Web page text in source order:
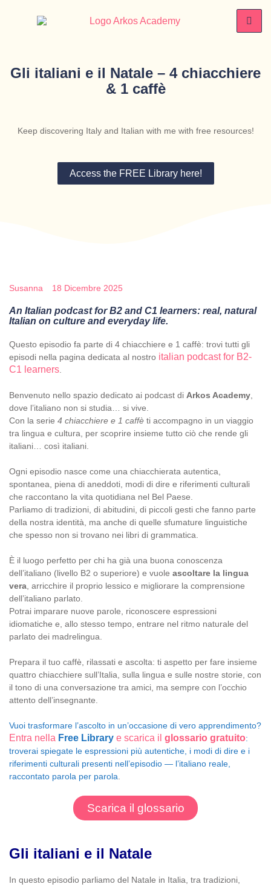
Gli italiani e il Natale – 4 chiacchiere
& 1 caffè
Keep discovering Italy and Italian with me with free resources!
Access the FREE Library here!
Susanna 18 Dicembre 2025
An Italian podcast for B2 and C1 learners: real, natural
Italian on culture and everyday life.
Questo episodio fa parte di 4 chiacchiere e 1 caffè: trovi tutti gli
episodi nella pagina dedicata al nostro italian podcast for B2-
C1 learners
Benvenuto nello spazio dedicato ai podcast di Arkos Academy
dove l’italiano non si studia… si vive.
Con la serie 4 chiacchiere e 1 caffè ti accompagno in un viaggio
tra lingua e cultura, per scoprire insieme tutto ciò che rende gli
italiani… così italiani.
Ogni episodio nasce come una chiacchierata autentica,
spontanea, piena di aneddoti, modi di dire e riferimenti culturali
che raccontano la vita quotidiana nel Bel Paese.
Parliamo di tradizioni, di abitudini, di piccoli gesti che fanno parte
della nostra identità, ma anche di quelle sfumature linguistiche
che spesso non si trovano nei libri di grammatica.
È il luogo perfetto per chi ha già una buona conoscenza
dell’italiano (livello B2 o superiore) e vuole ascoltare la lingua
vera , arricchire il proprio lessico e migliorare la comprensione
dell’italiano parlato.
Potrai imparare nuove parole, riconoscere espressioni
idiomatiche e, allo stesso tempo, entrare nel ritmo naturale del
parlato dei madrelingua.
Prepara il tuo caffè, rilassati e ascolta: ti aspetto per fare insieme
quattro chiacchiere sull’Italia, sulla lingua e sulle nostre storie, con
il tono di una conversazione tra amici, ma sempre con l’occhio
attento dell’insegnante.
Vuoi trasformare l’ascolto in un’occasione di vero apprendimento?
Entra nella Free Library e scarica il glossario gratuito:
troverai spiegate le espressioni più autentiche, i modi di dire e i
riferimenti culturali presenti nell’episodio — l’italiano reale,
raccontato parola per parola
Scarica il glossario
Gli italiani e il Natale
In questo episodio parliamo del Natale in Italia, tra tradizioni,